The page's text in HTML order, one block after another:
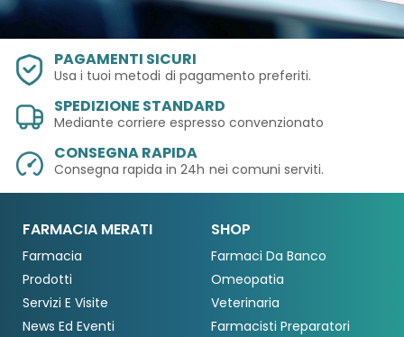
PAGAMENTI SICURI
Usa i tuoi metodi di pagamento preferiti.
SPEDIZIONE STANDARD
Mediante corriere espresso convenzionato
CONSEGNA RAPIDA
Consegna rapida in 24h nei comuni serviti.
FARMACIA MERATI
Farmacia
Prodotti
Servizi E Visite
News Ed Eventi
SHOP
Farmaci Da Banco
Omeopatia
Veterinaria
Farmacisti Preparatori